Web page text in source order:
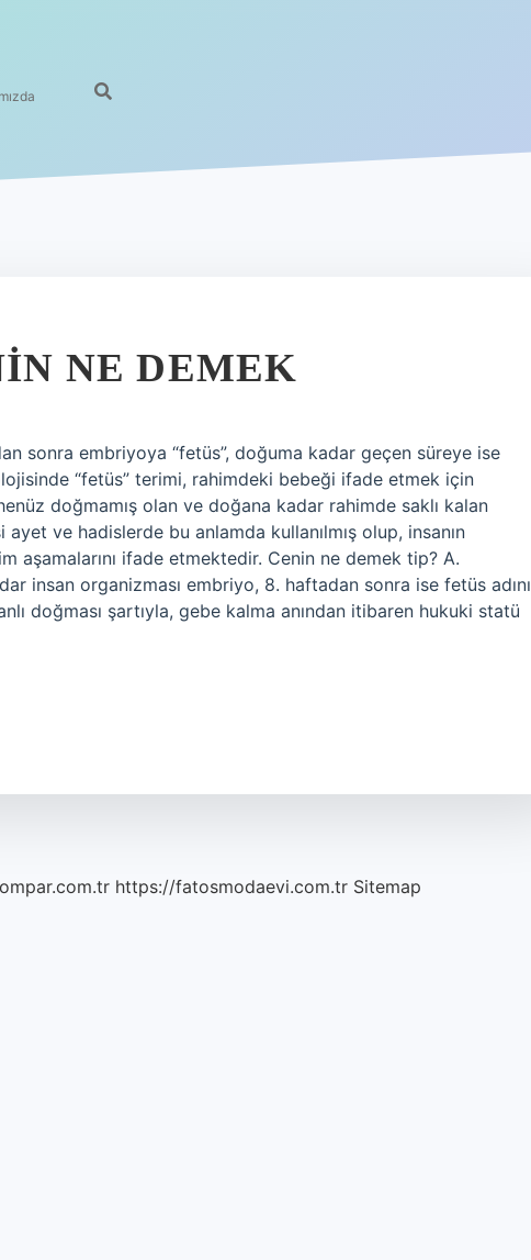
NE DEMEK
sonra embriyoya “fetüs”, doğuma kadar geçen süreye ise
“fetüs” terimi, rahimdeki bebeği ifade etmek için
doğmamış olan ve doğana kadar rahimde saklı kalan
ve hadislerde bu anlamda kullanılmış olup, insanın
aşamalarını ifade etmektedir. Cenin ne demek tip? A.
insan organizması embriyo, 8. haftadan sonra ise fetüs adını
doğması şartıyla, gebe kalma anından itibaren hukuki statü
https://fatosmodaevi.com.tr Sitemap